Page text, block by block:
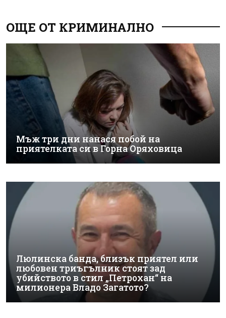
ОЩЕ ОТ КРИМИНАЛНО
Мъж три дни нанася побой на
приятелката си в Горна Оряховица
Люлинска банда, близък приятел или
любовен триъгълник стоят зад
убийството в стил „Петрохан“ на
милионера Владо Загатото?